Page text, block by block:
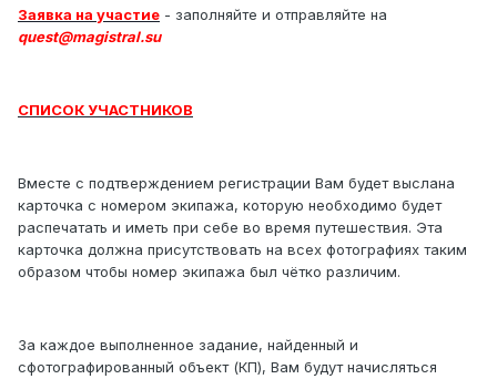
Заявка на участие - заполняйте и отправляйте на
quest@magistral.su
СПИСОК УЧАСТНИКОВ
Вместе с подтверждением регистрации Вам будет выслана
карточка с номером экипажа, которую необходимо будет
распечатать и иметь при себе во время путешествия. Эта
карточка должна присутствовать на всех фотографиях таким
образом чтобы номер экипажа был чётко различим.
За каждое выполненное задание, найденный и
сфотографированный объект (КП), Вам будут начисляться